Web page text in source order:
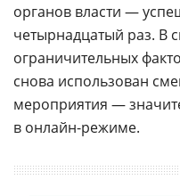
органов власти —
четырнадцатый раз. В
ограничительных
снова использован
мероприятия —
в онлайн-режиме.